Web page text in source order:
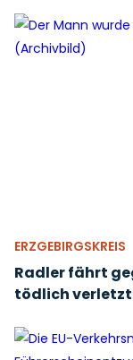
ERZGEBIRGSKREIS
Radler fährt
tödlich verletzt